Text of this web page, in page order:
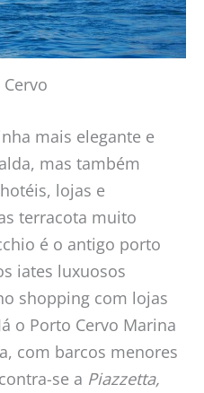
mais elegante e
mas também
lojas e
terracota muito
é o antigo porto
iates luxuosos
shopping com lojas
o Porto Cervo Marina
com barcos menores
se a Piazzetta,